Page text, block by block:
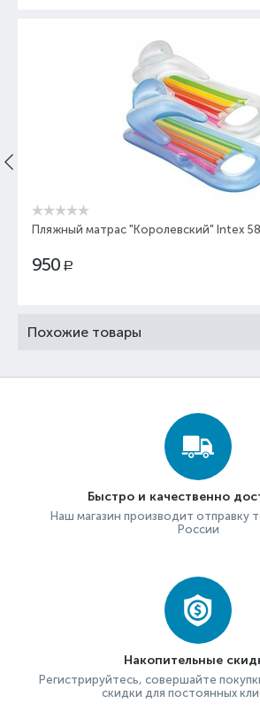
Пляжный матрас "Королевский" Intex
950 Р
Похожие товары
Быстро и качественно
Наш магазин производит отправку
России
Накопительные
Регистрируйтесь, совершайте
скидки для постоянных